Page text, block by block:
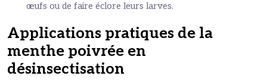
œufs ou de faire éclore leurs larves.
Applications pratiques de la
menthe poivrée en
désinsectisation